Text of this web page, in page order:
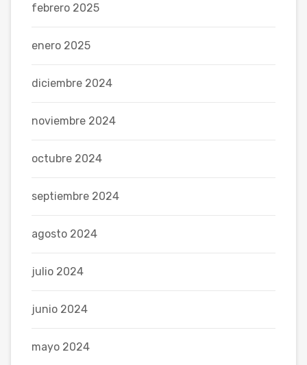
febrero 2025
enero 2025
diciembre 2024
noviembre 2024
octubre 2024
septiembre 2024
agosto 2024
julio 2024
junio 2024
mayo 2024